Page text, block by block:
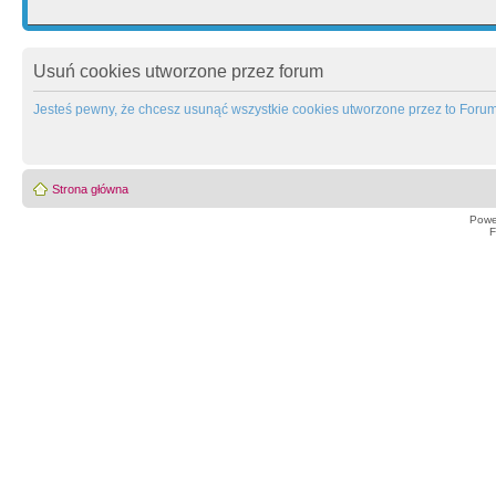
Usuń cookies utworzone przez forum
Jesteś pewny, że chcesz usunąć wszystkie cookies utworzone przez to
Strona główna